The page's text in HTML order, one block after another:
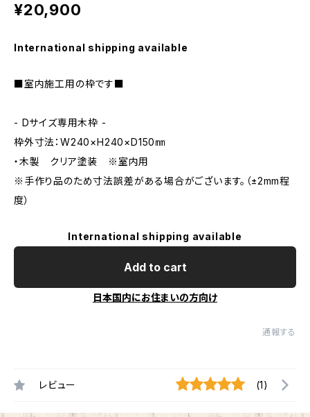
¥20,900
International shipping available
■室内施工用の枠です■
- Dサイズ専用木枠 -
枠外寸法：W240×H240×D150㎜
・木製 クリア塗装 ※室内用
※手作り品のため寸法誤差がある場合がございます。（±2mm程
度）
International shipping available
Add to cart
日本国内にお住まいの方向け
通報する
レビュー (1)